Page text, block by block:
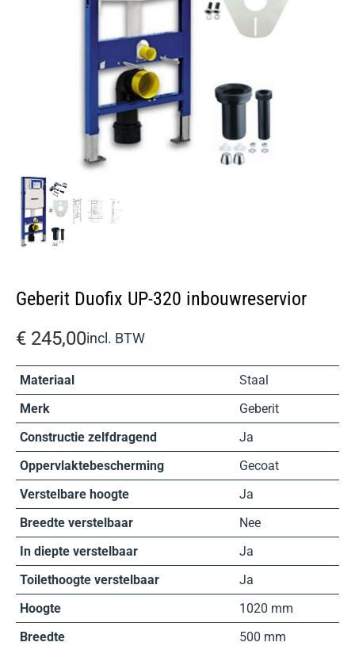
Geberit Duofix UP-320 inbouwreservior
€ 245,00incl. BTW
Materiaal
Staal
Merk
Geberit
Constructie zelfdragend
Ja
Oppervlaktebescherming
Gecoat
Verstelbare hoogte
Ja
Breedte verstelbaar
Nee
In diepte verstelbaar
Ja
Toilethoogte verstelbaar
Ja
Hoogte
1020 mm
Breedte
500 mm